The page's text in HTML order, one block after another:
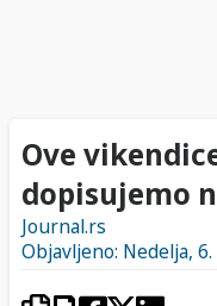
Ove
dopisujemo
Journal.rs
Objavljeno: Nedelja,